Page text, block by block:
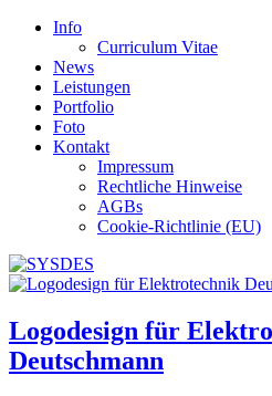
Info
Curriculum Vitae
News
Leistungen
Portfolio
Foto
Kontakt
Impressum
Rechtliche Hinweise
AGBs
Cookie-Richtlinie (EU)
Logodesign für
Deutschmann